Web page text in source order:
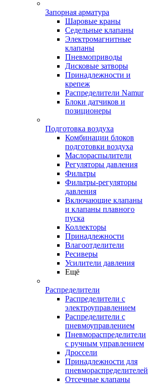
Запорная арматура
Шаровые краны
Седельные клапаны
Электромагнитные
клапаны
Пневмоприводы
Дисковые затворы
Принадлежности и
крепеж
Распределители Namur
Блоки датчиков и
позиционеры
Подготовка воздуха
Комбинации блоков
подготовки воздуха
Маслораспылители
Регуляторы давления
Фильтры
Фильтры-регуляторы
давления
Включающие клапаны
и клапаны плавного
пуска
Коллекторы
Принадлежности
Влагоотделители
Ресиверы
Усилители давления
Ещё
Распределители
Распределители с
электроуправлением
Распределители с
пневмоуправлением
Пневмораспределители
с ручным управлением
Дроссели
Принадлежности для
пневмораспределителей
Отсечные клапаны